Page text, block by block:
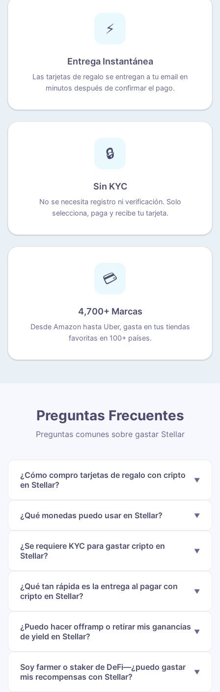
⚡
Entrega Instantánea
Las tarjetas de regalo se entregan a tu email en
minutos después de confirmar el pago.
🔒
Sin KYC
No se necesita registro ni verificación. Solo
selecciona, paga y recibe tu tarjeta.
💳
4,700+ Marcas
Desde Amazon hasta Uber, gasta en tus tiendas
favoritas en 100+ países.
Preguntas Frecuentes
Preguntas comunes sobre gastar Stellar
¿Cómo compro tarjetas de regalo con cripto
en Stellar?
¿Qué monedas puedo usar en Stellar?
¿Se requiere KYC para gastar cripto en
Stellar?
¿Qué tan rápida es la entrega al pagar con
cripto en Stellar?
¿Puedo hacer offramp o retirar mis ganancias
de yield en Stellar?
Soy farmer o staker de DeFi—¿puedo gastar
mis recompensas con Stellar?